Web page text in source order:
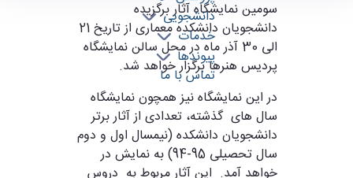
دانشجویی
خدمات
پیوندها
تماس با ما
سومین نمایشگاه آثار برگزیده
دانشجویان دانشکده معماری از تاریخ 21
الی 30 آذر ماه در محل سالن نمایشگاه
پردیس هنرها برگزار خواهد شد.
در این نمایشگاه نیز همچون نمایشگاه
سال های گذشته، تعدادی از آثار برتر
دانشجویان دانشکده (نیمسال اول و دوم
سال تحصیلی 95-94) به نمایش در
خواهد آمد. این آثار مربوط به دروس